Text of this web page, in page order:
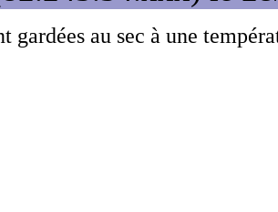
gardées au sec à une